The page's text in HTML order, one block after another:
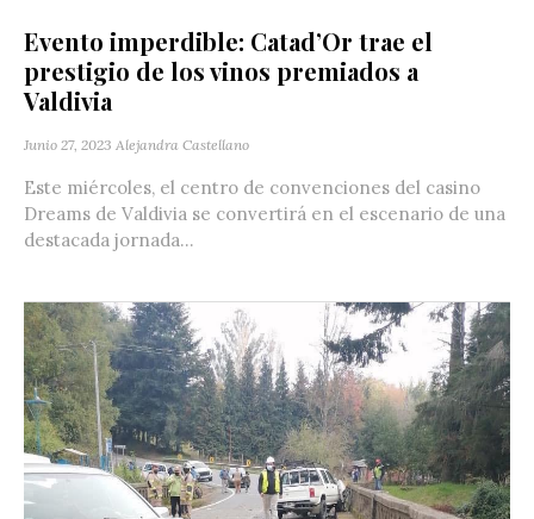
Evento imperdible: Catad’Or trae el
prestigio de los vinos premiados a
Valdivia
Junio 27, 2023 Alejandra Castellano
Este miércoles, el centro de convenciones del casino
Dreams de Valdivia se convertirá en el escenario de una
destacada jornada...